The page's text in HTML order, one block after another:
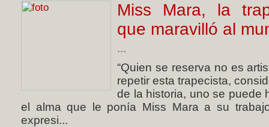
Miss Mara, la
que maravilló al
...
“Quien se reserva no es
repetir esta trapecista,
de la historia, uno se puede
el alma que le ponía Miss Mara a su
expresi...